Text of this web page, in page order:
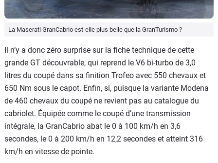
La Maserati GranCabrio est-elle plus belle que la GranTurismo ?
Il n’y a donc zéro surprise sur la fiche technique de cette
grande GT découvrable, qui reprend le V6 bi-turbo de 3,0
litres du coupé dans sa finition Trofeo avec 550 chevaux et
650 Nm sous le capot. Enfin, si, puisque la variante Modena
de 460 chevaux du coupé ne revient pas au catalogue du
cabriolet. Équipée comme le coupé d’une transmission
intégrale, la GranCabrio abat le 0 à 100 km/h en 3,6
secondes, le 0 à 200 km/h en 12,2 secondes et atteint 316
km/h en vitesse de pointe.